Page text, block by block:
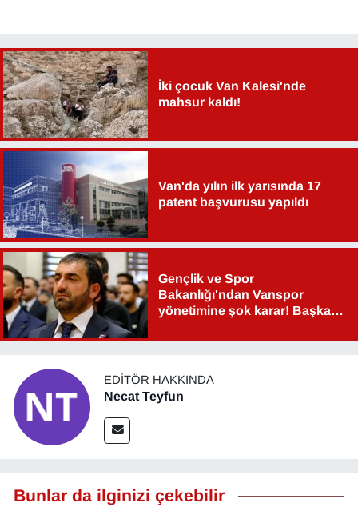
İki çocuk Van Kalesi'nde
mahsur kaldı!
Van'da yılın ilk yarısında 17
patent başvurusu yapıldı
Gençlik ve Spor
Bakanlığı'ndan Vanspor
yönetimine şok karar! Başkan
EDITÖR HAKKINDA
Necat Teyfun
Bunlar da ilginizi çekebilir